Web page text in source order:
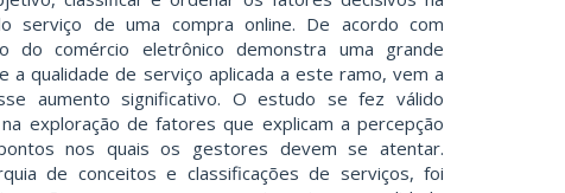
serviço de uma compra online. De acordo com
do comércio eletrônico demonstra uma grande
a qualidade de serviço aplicada a este ramo, vem a
aumento significativo. O estudo se fez válido
exploração de fatores que explicam a percepção
nos quais os gestores devem se atentar.
de conceitos e classificações de serviços, foi